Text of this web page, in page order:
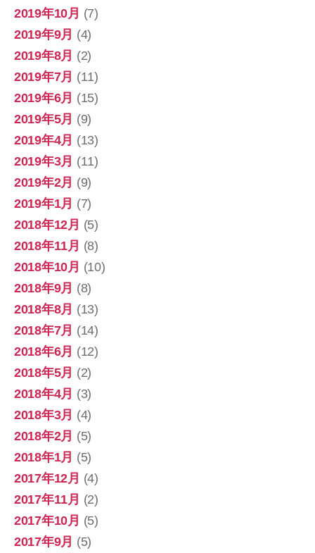
2019年10月 (7)
2019年9月 (4)
2019年8月 (2)
2019年7月 (11)
2019年6月 (15)
2019年5月 (9)
2019年4月 (13)
2019年3月 (11)
2019年2月 (9)
2019年1月 (7)
2018年12月 (5)
2018年11月 (8)
2018年10月 (10)
2018年9月 (8)
2018年8月 (13)
2018年7月 (14)
2018年6月 (12)
2018年5月 (2)
2018年4月 (3)
2018年3月 (4)
2018年2月 (5)
2018年1月 (5)
2017年12月 (4)
2017年11月 (2)
2017年10月 (5)
2017年9月 (5)